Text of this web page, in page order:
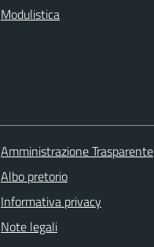
Modulistica
Amministrazione Trasparente
Albo pretorio
Informativa privacy
Note legali